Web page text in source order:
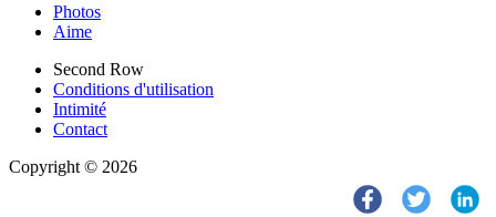
Photos
Aime
Second Row
Conditions d'utilisation
Intimité
Contact
Copyright © 2026